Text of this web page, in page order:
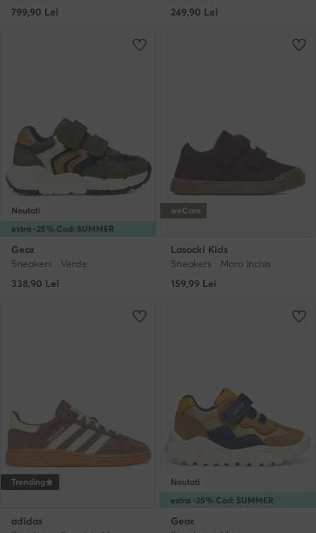
799,90 Lei
249,90 Lei
extra -25% Cod: SUMMER
Noutati
Geox
Sneakers · Verde
338,90 Lei
weCare
Lasocki Kids
Sneakers · Maro închis
159,99 Lei
Trending
adidas
extra -25% Cod: SUMMER
Noutati
Geox